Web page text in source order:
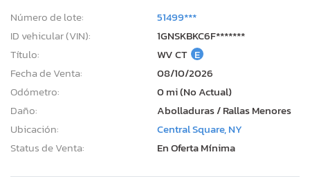
Número de lote:
51499***
ID vehicular (VIN):
1GNSKBKC6F*******
Título:
WV CT E
Fecha de Venta:
08/10/2026
Odómetro:
0 mi (No Actual)
Daño:
Abolladuras / Rallas Menores
Ubicación:
Central Square, NY
Status de Venta:
En Oferta Mínima